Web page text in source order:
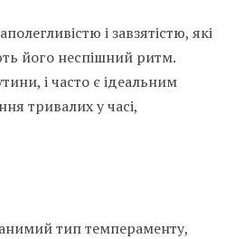
і завзятістю, які
його неспішний ритм.
і часто є ідеальним
тривалих у часі,
тип темпераменту,